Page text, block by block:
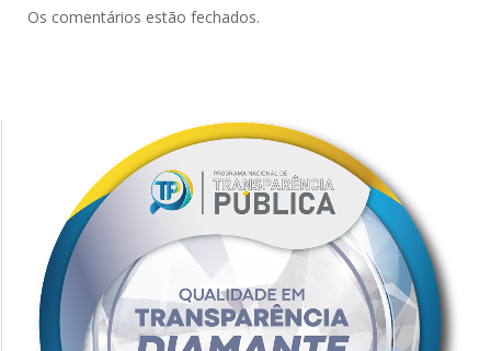
Os comentários estão fechados.